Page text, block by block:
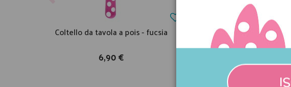
Coltello da tavola a pois - fucsia
6,90 €
Forchetta da tavola a